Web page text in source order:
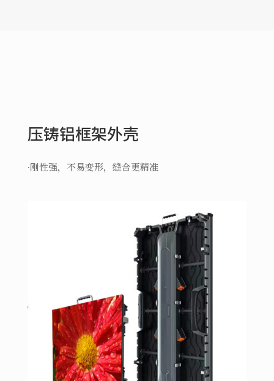
压铸铝框架外壳
·刚性强，不易变形，缝合更精准